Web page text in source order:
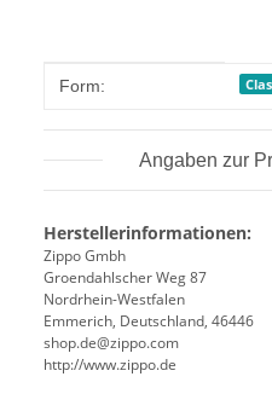
Produkteigenschaft
Wert
Form:
Angaben zur
Herstellerinformationen:
Zippo Gmbh
Groendahlscher Weg 87
Nordrhein-Westfalen
Emmerich, Deutschland, 46446
shop.de@zippo.com
http://www.zippo.de